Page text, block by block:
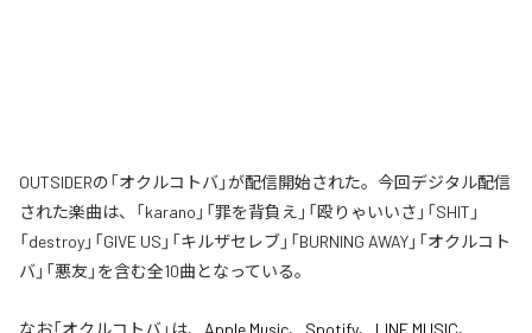
OUTSIDERの「オクルコトバ」が配信開始された。今回デジタル配信
された楽曲は、「karano」「罪を背負え」「殴りゃいいさ」「SHIT」
「destroy」「GIVE US」「キルザセレブ」「BURNING AWAY」「オクルコト
バ」「悪友」を含む全10曲となっている。